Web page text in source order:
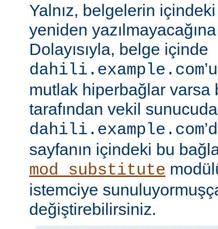
Yalnız, belgelerin
yeniden
Dolayısıyla, belge içinde
dahili.example.com
mutlak hiperbağlar varsa
tarafından vekil
dahili.example.com
sayfanın içindeki bu
mod_substitute
istemciye
değiştirebilirsiniz.